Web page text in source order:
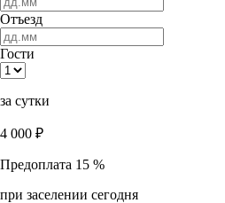
Отъезд
Гости
за сутки
4 000 ₽
Предоплата 15 %
при заселении сегодня